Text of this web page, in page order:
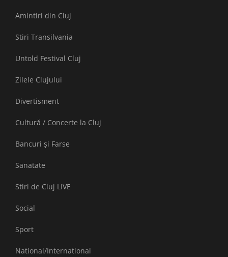
Amintiri din Cluj
Stiri Transilvania
Untold Festival Cluj
Zilele Clujului
Divertisment
Cultură / Concerte la Cluj
Bancuri și Farse
Sanatate
Stiri de Cluj LIVE
Social
Sport
National/International